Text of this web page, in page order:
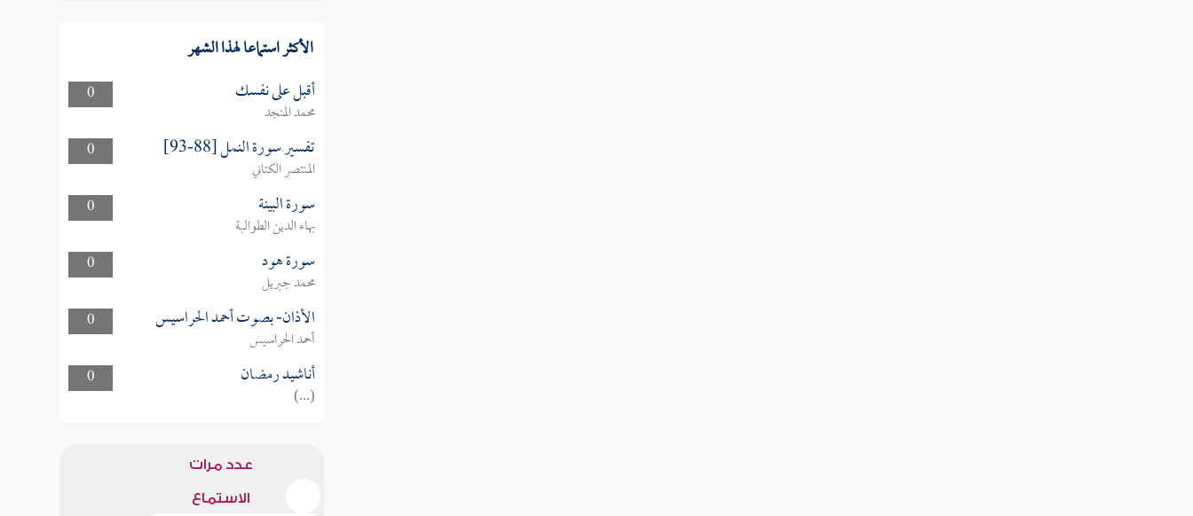
الأكثر استماعا لهذا الشهر
0 أقبل على نفسك
محمد المنجد
0
تفسير سورة النمل [88-93]
المنتصر الكتاني
0
سورة البينة
بهاء الدين الطوالبة
0
سورة هود
محمد جبريل
0
الأذان- بصوت أحمد الحراسيس
أحمد الحراسيس
0
أناشيد رمضان
(...)
عدد مرات
الاستماع